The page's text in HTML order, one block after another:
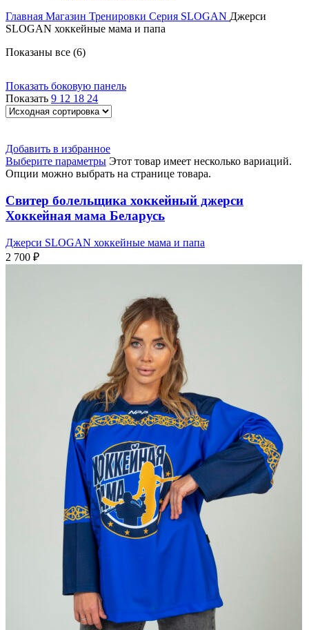
Главная Магазин Тренировки Серия SLOGAN Джерси
SLOGAN хоккейные мама и папа
Показаны все (6)
Показать боковую панель
Показать 9 12 18 24
Добавить в избранное
Выберите параметры Этот товар имеет несколько вариаций.
Опции можно выбрать на странице товара.
Свитер болельщика хоккейный джерси
Хоккейная мама Беларусь
Джерси SLOGAN хоккейные мама и папа
2 700 ₽